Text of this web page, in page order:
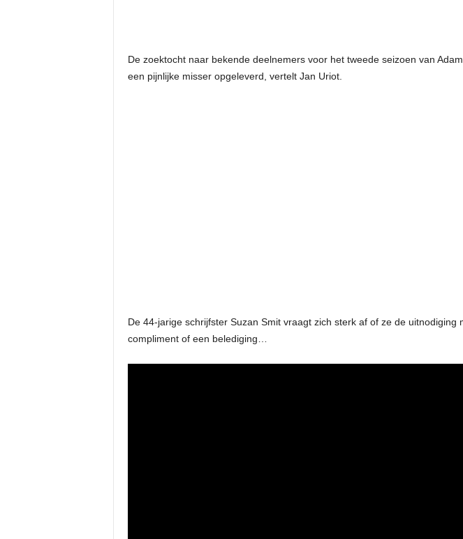
De zoektocht naar bekende deelnemers voor het tweede seizoen van
een pijnlijke misser opgeleverd, vertelt Jan Uriot.
De 44-jarige schrijfster Suzan Smit vraagt zich sterk af of ze de uitnodiging
compliment of een belediging…